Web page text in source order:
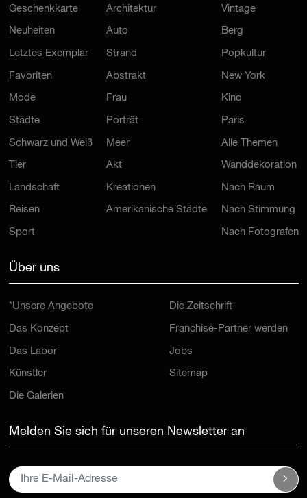
Geschenkkarte
Neuheiten
Letztes Exemplar
Favoriten
Mode
Städte
Schwarz und Weiß
Tier
Landschaft
Reisen
Sport
Architektur
Auto
Strand
Abstrakt
Frau
Porträt
Meer
Akt
Kreationen
Amerikanische Städte
Vintage
Berg
Popkultur
New York
Kino
Paris
Alle Themen
Wanddekoration
Nach Raum
Nach Stimmung
Nach Fotografen
Über uns
*Unsere Angebote
Das Konzept
Das Labor
Künstler
Die Galerien
Die Zeitschrift
Franchise-Partner werden
Jobs
Sitemap
Melden Sie sich für unseren Newsletter an